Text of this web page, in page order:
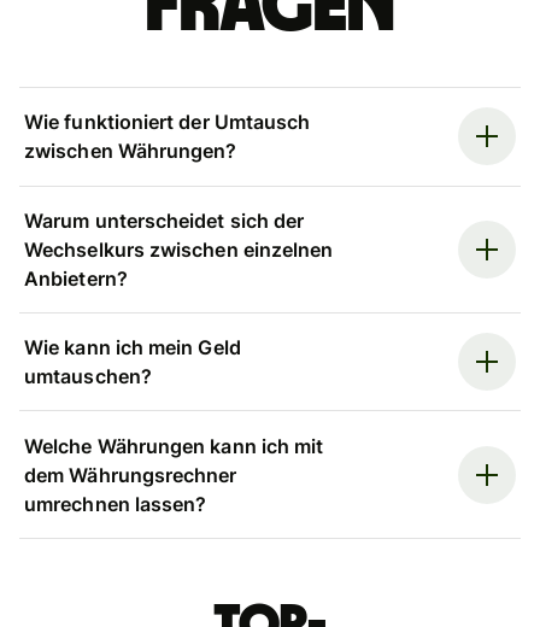
Wie funktioniert der Umtausch
zwischen Währungen?
Warum unterscheidet sich der
Wechselkurs zwischen einzelnen
Anbietern?
Wie kann ich mein Geld
umtauschen?
Welche Währungen kann ich mit
dem Währungsrechner
umrechnen lassen?